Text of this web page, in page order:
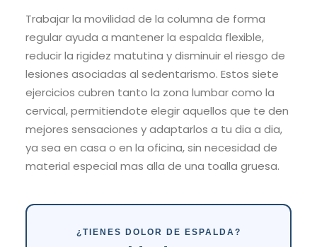
Trabajar la movilidad de la columna de forma
regular ayuda a mantener la espalda flexible,
reducir la rigidez matutina y disminuir el riesgo de
lesiones asociadas al sedentarismo. Estos siete
ejercicios cubren tanto la zona lumbar como la
cervical, permitiendote elegir aquellos que te den
mejores sensaciones y adaptarlos a tu dia a dia,
ya sea en casa o en la oficina, sin necesidad de
material especial mas alla de una toalla gruesa.
¿TIENES DOLOR DE ESPALDA?